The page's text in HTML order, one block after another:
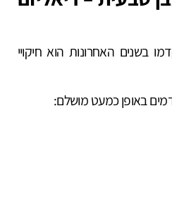
בשנים האחרונות הוא חיקויי
באופן כמעט מושלם: